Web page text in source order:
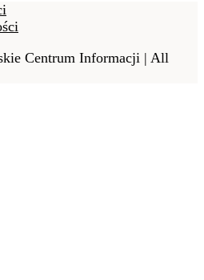
Centrum Informacji | All